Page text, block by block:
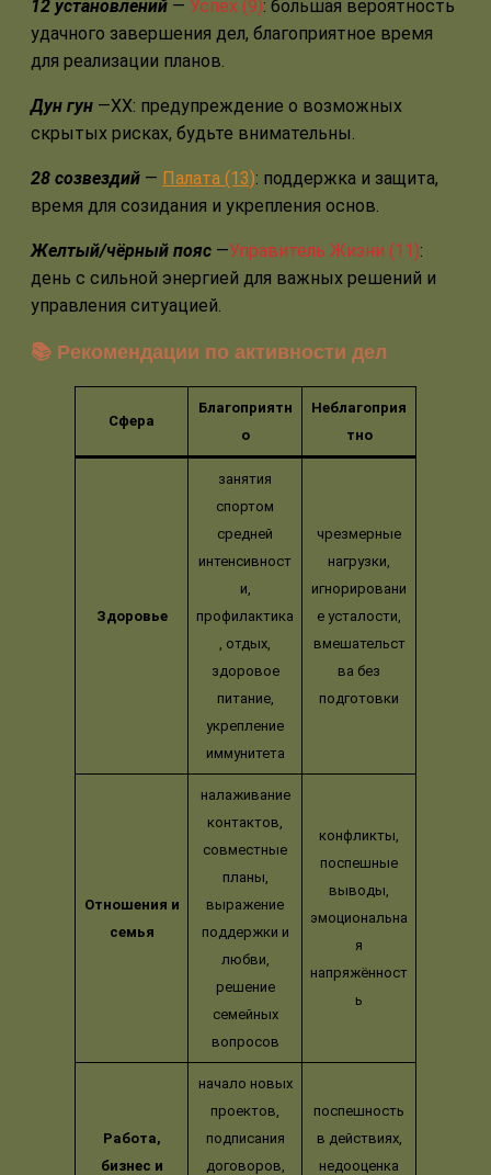
12 установлений — Успех (9): большая вероятность
удачного завершения дел, благоприятное время
для реализации планов.
Дун гун —ХХ: предупреждение о возможных
скрытых рисках, будьте внимательны.
28 созвездий — Палата (13): поддержка и защита,
время для созидания и укрепления основ.
Желтый/чёрный пояс —Управитель Жизни (11):
день с сильной энергией для важных решений и
управления ситуацией.
📚 Рекомендации по активности дел
Сфера
Благоприятн
о
Неблагоприя
тно
Здоровье
занятия
спортом
средней
интенсивност
и,
профилактика
, отдых,
здоровое
питание,
укрепление
иммунитета
чрезмерные
нагрузки,
игнорировани
е усталости,
вмешательст
ва без
подготовки
Отношения и
семья
налаживание
контактов,
совместные
планы,
выражение
поддержки и
любви,
решение
семейных
вопросов
конфликты,
поспешные
выводы,
эмоциональна
я
напряжённост
ь
Работа,
бизнес и
начало новых
проектов,
подписания
договоров,
поспешность
в действиях,
недооценка